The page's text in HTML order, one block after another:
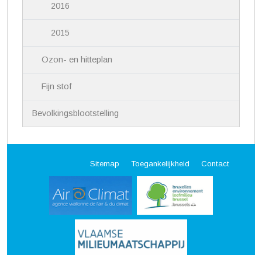
2016
2015
Ozon- en hitteplan
Fijn stof
Bevolkingsblootstelling
Sitemap Toegankelijkheid Contact